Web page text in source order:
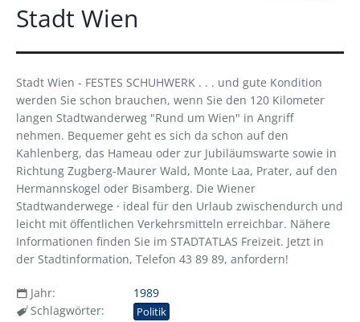
Stadt Wien
Stadt Wien - FESTES SCHUHWERK . . . und gute Kondition
werden Sie schon brauchen, wenn Sie den 120 Kilometer
langen Stadtwanderweg "Rund um Wien" in Angriff
nehmen. Bequemer geht es sich da schon auf den
Kahlenberg, das Hameau oder zur Jubiläumswarte sowie in
Richtung Zugberg-Maurer Wald, Monte Laa, Prater, auf den
Hermannskogel oder Bisamberg. Die Wiener
Stadtwanderwege · ideal für den Urlaub zwischendurch und
leicht mit öffentlichen Verkehrsmitteln erreichbar. Nähere
Informationen finden Sie im STADTATLAS Freizeit. Jetzt in
der Stadtinformation, Telefon 43 89 89, anfordern!
Jahr:
1989
Schlagwörter:
Politik